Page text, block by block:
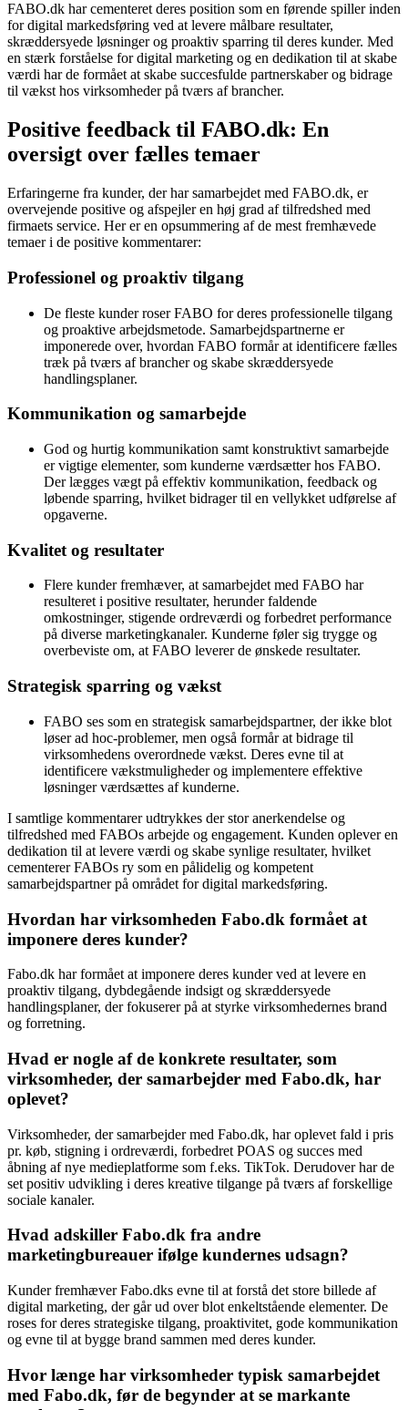
FABO.dk har cementeret deres position som en førende spiller inden
for digital markedsføring ved at levere målbare resultater,
skræddersyede løsninger og proaktiv sparring til deres kunder. Med
en stærk forståelse for digital marketing og en dedikation til at skabe
værdi har de formået at skabe succesfulde partnerskaber og bidrage
til vækst hos virksomheder på tværs af brancher.
Positive feedback til FABO.dk: En
oversigt over fælles temaer
Erfaringerne fra kunder, der har samarbejdet med FABO.dk, er
overvejende positive og afspejler en høj grad af tilfredshed med
firmaets service. Her er en opsummering af de mest fremhævede
temaer i de positive kommentarer:
Professionel og proaktiv tilgang
De fleste kunder roser FABO for deres professionelle tilgang
og proaktive arbejdsmetode. Samarbejdspartnerne er
imponerede over, hvordan FABO formår at identificere fælles
træk på tværs af brancher og skabe skræddersyede
handlingsplaner.
Kommunikation og samarbejde
God og hurtig kommunikation samt konstruktivt samarbejde
er vigtige elementer, som kunderne værdsætter hos FABO.
Der lægges vægt på effektiv kommunikation, feedback og
løbende sparring, hvilket bidrager til en vellykket udførelse af
opgaverne.
Kvalitet og resultater
Flere kunder fremhæver, at samarbejdet med FABO har
resulteret i positive resultater, herunder faldende
omkostninger, stigende ordreværdi og forbedret performance
på diverse marketingkanaler. Kunderne føler sig trygge og
overbeviste om, at FABO leverer de ønskede resultater.
Strategisk sparring og vækst
FABO ses som en strategisk samarbejdspartner, der ikke blot
løser ad hoc-problemer, men også formår at bidrage til
virksomhedens overordnede vækst. Deres evne til at
identificere vækstmuligheder og implementere effektive
løsninger værdsættes af kunderne.
I samtlige kommentarer udtrykkes der stor anerkendelse og
tilfredshed med FABOs arbejde og engagement. Kunden oplever en
dedikation til at levere værdi og skabe synlige resultater, hvilket
cementerer FABOs ry som en pålidelig og kompetent
samarbejdspartner på området for digital markedsføring.
Hvordan har virksomheden Fabo.dk formået at
imponere deres kunder?
Fabo.dk har formået at imponere deres kunder ved at levere en
proaktiv tilgang, dybdegående indsigt og skræddersyede
handlingsplaner, der fokuserer på at styrke virksomhedernes brand
og forretning.
Hvad er nogle af de konkrete resultater, som
virksomheder, der samarbejder med Fabo.dk, har
oplevet?
Virksomheder, der samarbejder med Fabo.dk, har oplevet fald i pris
pr. køb, stigning i ordreværdi, forbedret POAS og succes med
åbning af nye medieplatforme som f.eks. TikTok. Derudover har de
set positiv udvikling i deres kreative tilgange på tværs af forskellige
sociale kanaler.
Hvad adskiller Fabo.dk fra andre
marketingbureauer ifølge kundernes udsagn?
Kunder fremhæver Fabo.dks evne til at forstå det store billede af
digital marketing, der går ud over blot enkeltstående elementer. De
roses for deres strategiske tilgang, proaktivitet, gode kommunikation
og evne til at bygge brand sammen med deres kunder.
Hvor længe har virksomheder typisk samarbejdet
med Fabo.dk, før de begynder at se markante